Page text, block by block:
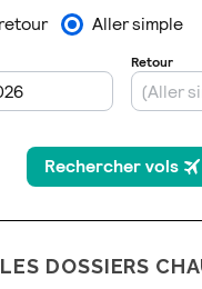
LES DOSSIERS